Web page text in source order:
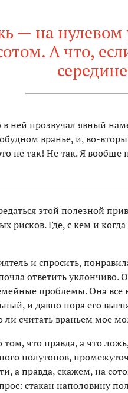
— на нулевом
А что,
ней прозвучал явный
вранье, и, во-
не так! Не так. Я вообще
этой полезной
рисков. Где, с кем и
и спросить,
ответить уклончиво.
проблемы. Она все
и давно пора его
считать враньем мое
что правда, а что
полутонов,
а правда, скажем, на
стакан наполовину